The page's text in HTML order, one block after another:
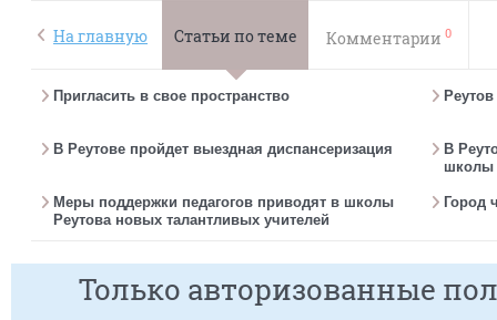
На главную Статьи по теме Комментарии 0
Пригласить в свое пространство
В Реутове пройдет выездная диспансеризация
В
школы
Меры поддержки педагогов приводят в школы
Реутова новых талантливых учителей
Город
Только авторизованные